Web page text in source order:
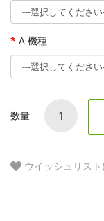
A 機種
数量
ウイッシュリス